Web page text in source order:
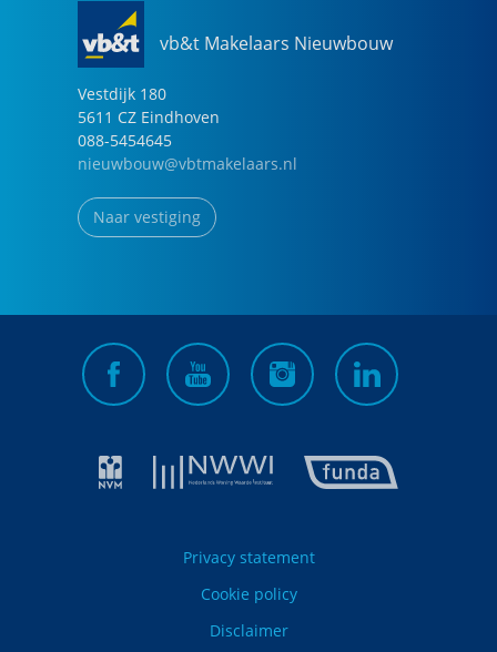
vb&t Makelaars Nieuwbouw
Vestdijk 180
5611 CZ Eindhoven
088-5454645
nieuwbouw@vbtmakelaars.nl
Naar vestiging
Privacy statement
Cookie policy
Disclaimer